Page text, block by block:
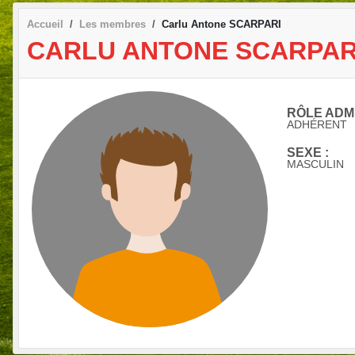
Accueil Les membres Carlu Antone SCARPARI
CARLU ANTONE
RÔLE
ADHÉRENT
SEXE :
MASCULIN